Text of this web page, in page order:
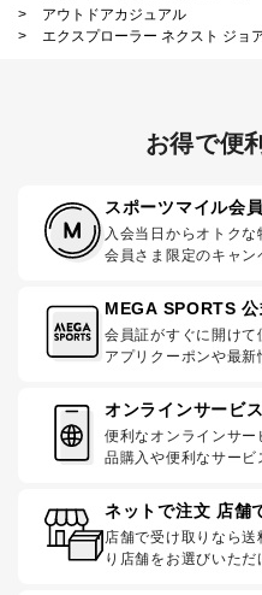
>
アウトドアカジュアル
>
エクスプローラー ネクスト ジョ
お得で便
スポーツマイル会
入会当日からオトクな
会員さま限定のキャン
MEGA SPORTS 公
会員証がすぐに開けて
アプリクーポンや最新
オンラインサービ
便利なオンラインサ
品購入や便利なサービ
ネットで注文 店舗
店舗で受け取りなら
り店舗をお選びいただ